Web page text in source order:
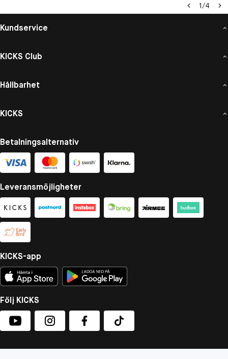
1/4
Kundservice
KICKS Club
Hållbarhet
KICKS
Betalningsalternativ
Leveransmöjligheter
KICKS-app
Följ KICKS